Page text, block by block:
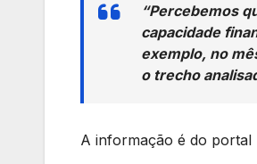
“Percebemos
capacidade
exemplo, no
o trecho
A informação é do portal